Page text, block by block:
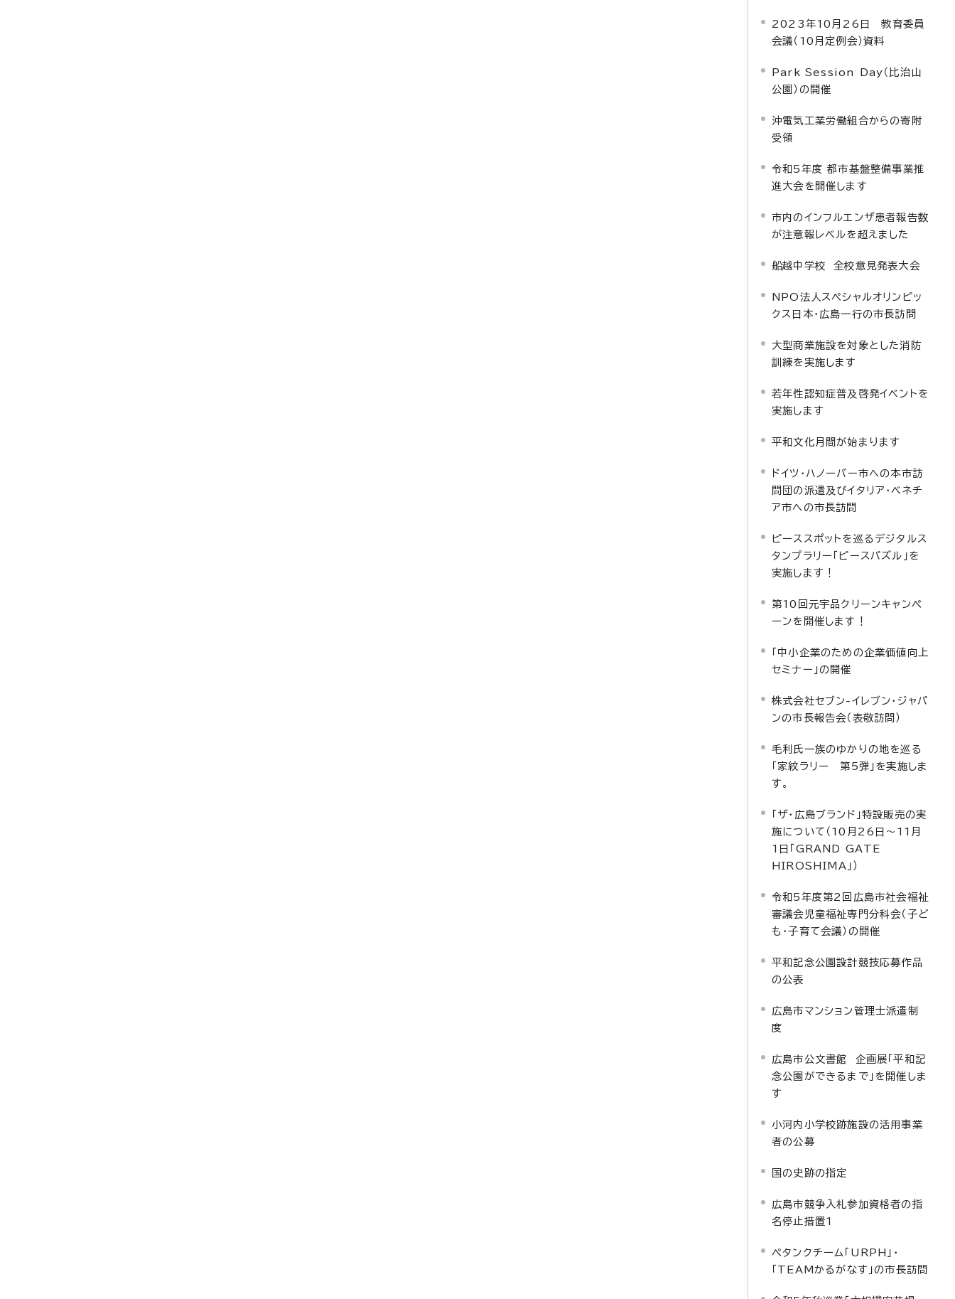
2023年10月26日 教育委員
会議（10月定例会）資料
Park Session Day（比治山
公園）の開催
沖電気工業労働組合からの寄附
受領
令和5年度 都市基盤整備事業推
進大会を開催します
市内のインフルエンザ患者報告数
が注意報レベルを超えました
船越中学校 全校意見発表大会
NPO法人スペシャルオリンピッ
クス日本・広島一行の市長訪問
大型商業施設を対象とした消防
訓練を実施します
若年性認知症普及啓発イベントを
実施します
平和文化月間が始まります
ドイツ・ハノーバー市への本市訪
問団の派遣及びイタリア・ベネチ
ア市への市長訪問
ピーススポットを巡るデジタルス
タンプラリー「ピースパズル」を
実施します！
第10回元宇品クリーンキャンペ
ーンを開催します！
「中小企業のための企業価値向上
セミナー」の開催
株式会社セブン-イレブン・ジャパ
ンの市長報告会（表敬訪問）
毛利氏一族のゆかりの地を巡る
「家紋ラリー 第5弾」を実施しま
す。
「ザ・広島ブランド」特設販売の実
施について（10月26日～11月
1日「GRAND GATE
HIROSHIMA」）
令和5年度第2回広島市社会福祉
審議会児童福祉専門分科会（子ど
も・子育て会議）の開催
平和記念公園設計競技応募作品
の公表
広島市マンション管理士派遣制
度
広島市公文書館 企画展「平和記
念公園ができるまで」を開催しま
す
小河内小学校跡施設の活用事業
者の公募
国の史跡の指定
広島市競争入札参加資格者の指
名停止措置1
ペタンクチーム「URPH」・
「TEAMかるがなす」の市長訪問